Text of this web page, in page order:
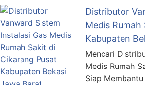
Distributor
Medis Rumah
Kabupaten
Mencari
Medis Rumah
Siap